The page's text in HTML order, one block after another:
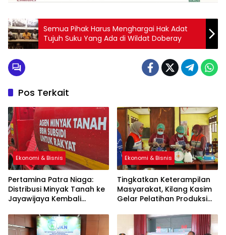
Semua Pihak Harus Menghargai Hak Adat
Tujuh Suku Yang Ada di Wildat Doberay
Pos Terkait
Ekonomi & Bisnis
Pertamina Patra Niaga:
Distribusi Minyak Tanah ke
Jayawijaya Kembali
Ekonomi & Bisnis
Tingkatkan Keterampilan
Masyarakat, Kilang Kasim
Gelar Pelatihan Produksi